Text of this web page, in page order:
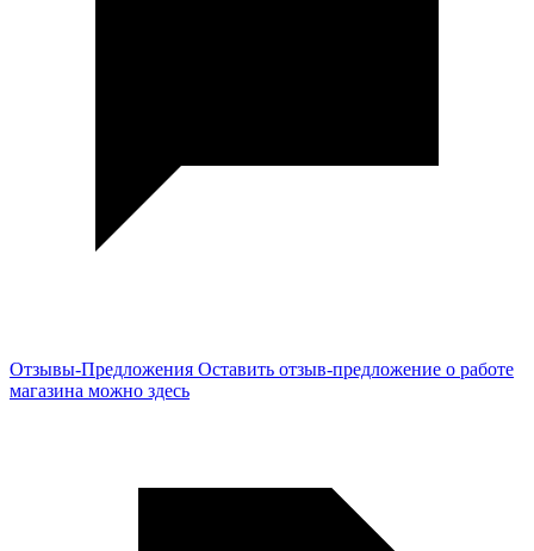
Отзывы-Предложения Оставить отзыв-предложение о работе
магазина можно здесь